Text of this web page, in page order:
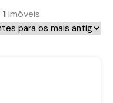
1imóveis